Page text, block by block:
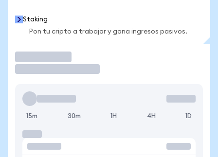
Staking
Pon tu cripto a trabajar y gana ingresos pasivos.
15m 30m 1H 4H 1D